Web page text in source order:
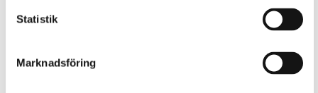
Statistik
Marknadsföring